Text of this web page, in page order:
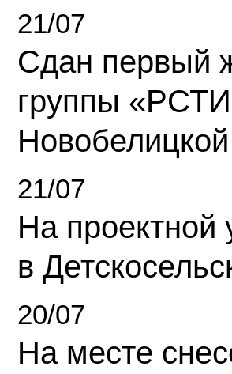
21/07
Сдан первый
группы
Новобелицкой
21/07
На проектной
в
20/07
На месте